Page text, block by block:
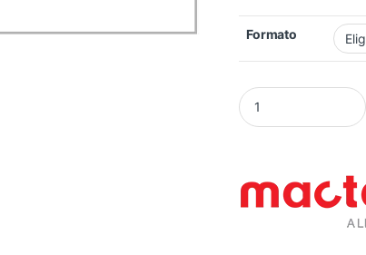
Formato
Vinilo Mactac 9798-